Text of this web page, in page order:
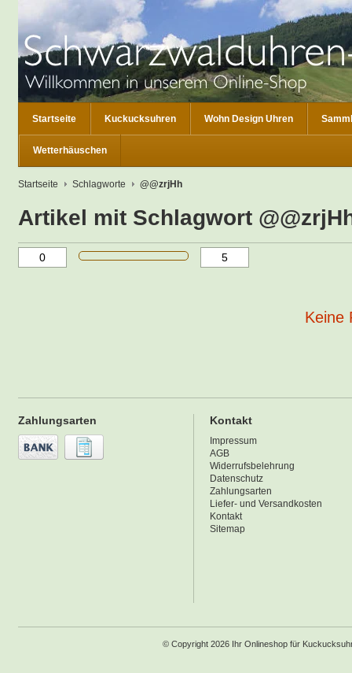
Startseite Kuckucksuhren Wohn Design Uhren
Wetterhäuschen
Startseite Schlagworte @@zrjHh
Artikel mit Schlagwort
Keine
Zahlungsarten Kontakt
Impressum
AGB
Widerrufsbelehrung
Datenschutz
Zahlungsarten
Liefer- und Versandkosten
Kontakt
Sitemap
© Copyright 2026 Ihr Onlineshop für